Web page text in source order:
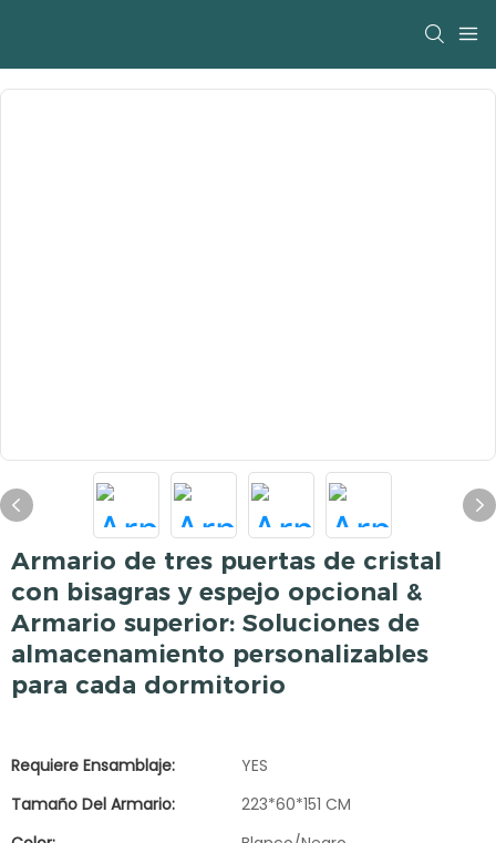
Armario de tres puertas de cristal
con bisagras y espejo opcional &
Armario superior: Soluciones de
almacenamiento personalizables
para cada dormitorio
Requiere Ensamblaje:
YES
Tamaño Del Armario:
223*60*151 CM